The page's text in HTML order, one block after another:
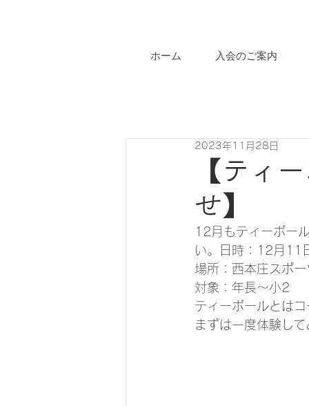
ホーム 入会のご案内
【ティ
せ】
2023年11月28日
12月もティーボー
い。日時：12月11
場所：西本庄スポ
対象：年長～小2
ティーボールとは
まずは一度体験し